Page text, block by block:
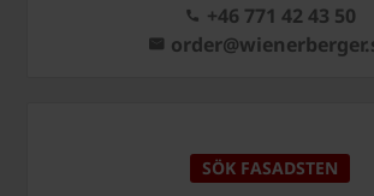
+46 771 42 43 50
SÖK FASADSTEN